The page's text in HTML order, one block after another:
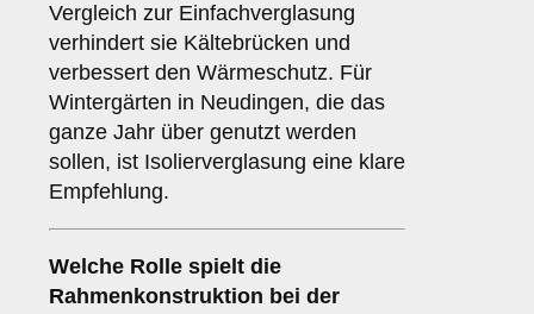
Vergleich zur Einfachverglasung
verhindert sie Kältebrücken und
verbessert den Wärmeschutz. Für
Wintergärten in Neudingen, die das
ganze Jahr über genutzt werden
sollen, ist Isolierverglasung eine klare
Empfehlung.
Welche Rolle spielt die
Rahmenkonstruktion bei der